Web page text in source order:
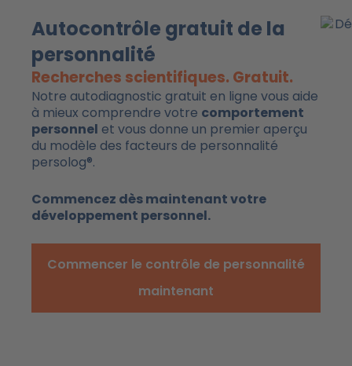
Autocontrôle gratuit de la
personnalité
Recherches scientifiques. Gratuit.
Notre autodiagnostic gratuit en ligne vous aide
à mieux comprendre votre comportement
personnel et vous donne un premier aperçu
du modèle des facteurs de personnalité
persolog®.
Commencez dès maintenant votre
développement personnel.
Commencer le contrôle de personnalité
maintenant